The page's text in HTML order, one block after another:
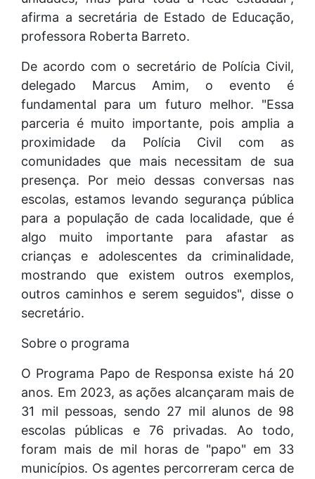
afirma a secretária de Estado de Educação,
professora Roberta Barreto.
De acordo com o secretário de Polícia Civil,
delegado Marcus Amim, o evento é
fundamental para um futuro melhor. "Essa
parceria é muito importante, pois amplia a
proximidade da Polícia Civil com as
comunidades que mais necessitam de sua
presença. Por meio dessas conversas nas
escolas, estamos levando segurança pública
para a população de cada localidade, que é
algo muito importante para afastar as
crianças e adolescentes da criminalidade,
mostrando que existem outros exemplos,
outros caminhos e serem seguidos", disse o
secretário.
Sobre o programa
O Programa Papo de Responsa existe há 20
anos. Em 2023, as ações alcançaram mais de
31 mil pessoas, sendo 27 mil alunos de 98
escolas públicas e 76 privadas. Ao todo,
foram mais de mil horas de "papo" em 33
municípios. Os agentes percorreram cerca de